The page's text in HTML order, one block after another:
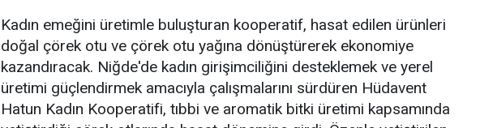
Kadın emeğini üretimle buluşturan kooperatif, hasat edilen ürünleri
doğal çörek otu ve çörek otu yağına dönüştürerek ekonomiye
kazandıracak. Niğde'de kadın girişimciliğini desteklemek ve yerel
üretimi güçlendirmek amacıyla çalışmalarını sürdüren Hüdavent
Hatun Kadın Kooperatifi, tıbbi ve aromatik bitki üretimi kapsamında